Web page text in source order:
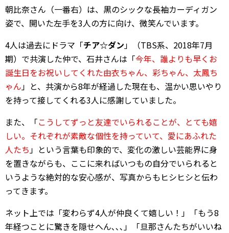
朝比奈さん（一番右）は、黒のシックな長袖カーディガン
姿で、開いた左手を3人の方に向け、微笑んでいます。
4人は過去にドラマ「チア☆ダン」（TBS系、2018年7月
期）で共演した仲で、石井さんは「今年、誰よりも早くお
誕生日をお祝いしてくれた由衣ちゃん、彩ちゃん、太鳳ち
ゃん」と、共演から8年が経過した現在も、温かい思いやり
を持って接してくれる3人に感謝していました。
また、「こうしてずっと友達でいられることが、とても嬉
しい。それぞれが素敵な個性を持っていて、愛にあふれた
人たち」という言葉も印象的で、変化の激しい芸能界に身
を置きながらも、ここに来ればいつもの自分でいられると
いうような絶対的な安心感が、写真からもヒシヒシと伝わ
ってきます。
ネット上では「変わらず4人が仲良くて嬉しい！」「もう8
年経つことに驚きを隠せへん､､､」「旦那さんたちがいいね